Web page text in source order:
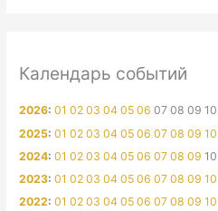
Календарь событий
2026:01 02 03 04 05 06 07 08 09 10
2025:01 02 03 04 05 06 07 08 09 10
2024:01 02 03 04 05 06 07 08 09 10
2023:01 02 03 04 05 06 07 08 09 10
2022:01 02 03 04 05 06 07 08 09 10